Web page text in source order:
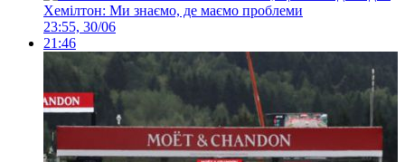
Хемілтон: Ми знаємо, де маємо проблеми
23:55, 30/06
21:46